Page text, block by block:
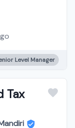
Level Manager
Tax